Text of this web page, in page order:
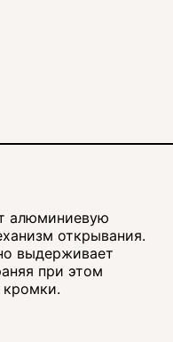
алюминиевую
открывания.
выдерживает
при этом